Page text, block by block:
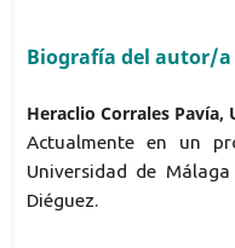
Biografía del autor/a
Heraclio Corrales Pavía,
Actualmente en un
Universidad de
Diéguez.